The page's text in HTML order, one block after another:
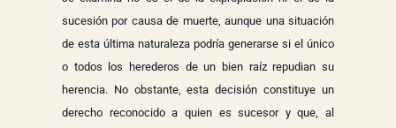
sucesión por causa de muerte, aunque una situación
de esta última naturaleza podría generarse si el único
o todos los herederos de un bien raíz repudian su
herencia. No obstante, esta decisión constituye un
derecho reconocido a quien es sucesor y que, al